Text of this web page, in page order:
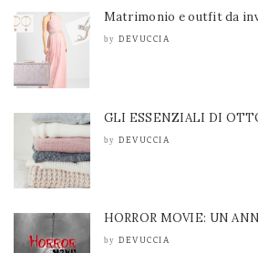
Matrimonio e outfit da
by DEVUCCIA
GLI ESSENZIALI DI
by DEVUCCIA
HORROR MOVIE: UN
by DEVUCCIA